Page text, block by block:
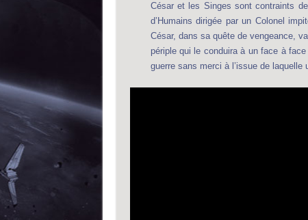
César et les Singes sont contraints
d’Humains dirigée par un Colonel
César, dans sa quête de vengeance,
périple qui le conduira à un face à
guerre sans merci à l’issue de